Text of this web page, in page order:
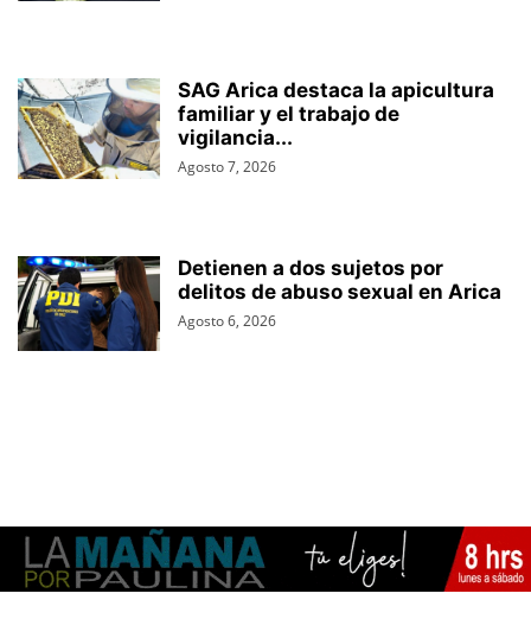
SAG Arica destaca la apicultura
familiar y el trabajo de
vigilancia...
Agosto 7, 2026
Detienen a dos sujetos por
delitos de abuso sexual en Arica
Agosto 6, 2026